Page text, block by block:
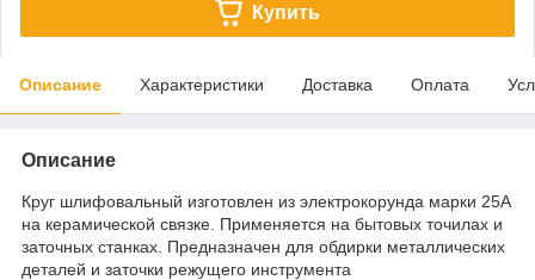
Купить
Описание Характеристики Доставка Оплата
Описание
Круг шлифовальный изготовлен из электрокорунда марки 25А
на керамической связке. Применяется на бытовых точилах и
заточных станках. Предназначен для обдирки металлических
деталей и заточки режущего инструмента